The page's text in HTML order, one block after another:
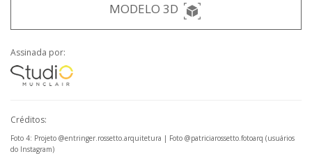
MODELO 3D
Assinada por:
Créditos:
Foto 4: Projeto @entringer.rossetto.arquitetura | Foto @patriciarossetto.fotoarq (usuários
do Instagram)